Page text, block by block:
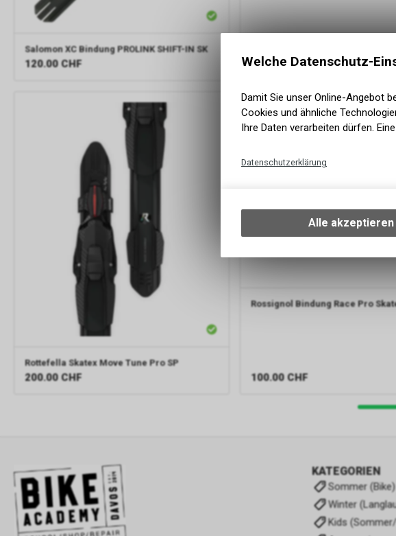
Salomon XC Bindung PROLINK SHIFT-IN SK
120.00 CHF 60.00 CHF
Rottefella Skatex Move Tune Pro SP
200.00 CHF
Rossignol Bindung Race Pro
100.00 CHF
KATEGORIEN
Sommer (Bike)
Winter
Kids
Welche Datenschutz-
Damit Sie unser Online-Angebot
Cookies und ähnliche
Ihre Daten verarbeiten dürfen.
Datenschutzerklärung
Ihrem Gerät, um
Verwendung des
zulassen.
Alle akzeptieren